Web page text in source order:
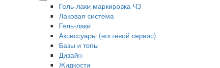
Гель-лаки маркировка ЧЗ
Лаковая система
Гель-лаки
Аксессуары (ногтевой сервис)
Базы и топы
Дизайн
Жидкости